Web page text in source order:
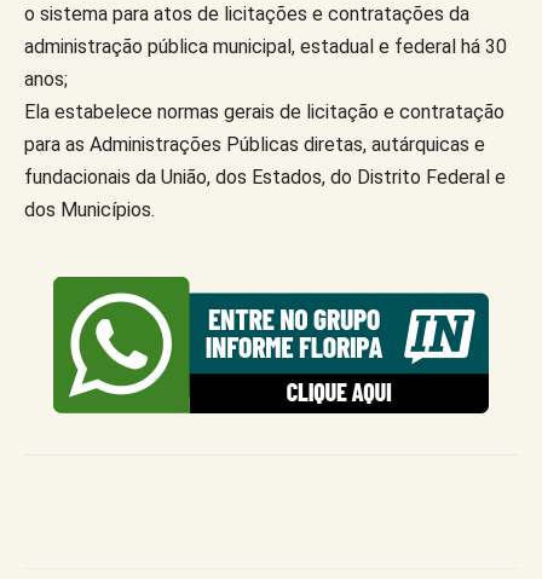
o sistema para atos de licitações e contratações da
administração pública municipal, estadual e federal há 30
anos;
Ela estabelece normas gerais de licitação e contratação
para as Administrações Públicas diretas, autárquicas e
fundacionais da União, dos Estados, do Distrito Federal e
dos Municípios.